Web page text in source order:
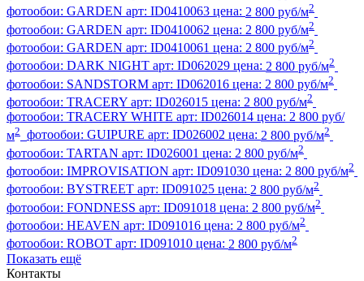
фотообои: GARDEN арт: ID0410063 цена: 2 800 руб/м2
фотообои: GARDEN арт: ID0410062 цена: 2 800 руб/м2
фотообои: GARDEN арт: ID0410061 цена: 2 800 руб/м2
фотообои: DARK NIGHT арт: ID062029 цена: 2 800 руб/м2
фотообои: SANDSTORM арт: ID062016 цена: 2 800 руб/м2
фотообои: TRACERY арт: ID026015 цена: 2 800 руб/м2
фотообои: TRACERY WHITE арт: ID026014 цена: 2 800 руб/
м2 фотообои: GUIPURE арт: ID026002 цена: 2 800 руб/м2
фотообои: TARTAN арт: ID026001 цена: 2 800 руб/м2
фотообои: IMPROVISATION арт: ID091030 цена: 2 800 руб/м2
фотообои: BYSTREET арт: ID091025 цена: 2 800 руб/м2
фотообои: FONDNESS арт: ID091018 цена: 2 800 руб/м2
фотообои: HEAVEN арт: ID091016 цена: 2 800 руб/м2
фотообои: ROBOT арт: ID091010 цена: 2 800 руб/м2
Показать ещё
Контакты